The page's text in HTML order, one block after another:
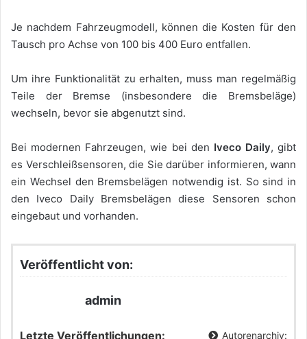
Je nachdem Fahrzeugmodell, können die Kosten für den
Tausch pro Achse von 100 bis 400 Euro entfallen.
Um ihre Funktionalität zu erhalten, muss man regelmäßig
Teile der Bremse (insbesondere die Bremsbeläge)
wechseln, bevor sie abgenutzt sind.
Bei modernen Fahrzeugen, wie bei den Iveco Daily, gibt
es Verschleißsensoren, die Sie darüber informieren, wann
ein Wechsel den Bremsbelägen notwendig ist. So sind in
den Iveco Daily Bremsbelägen diese Sensoren schon
eingebaut und vorhanden.
Veröffentlicht von:
admin
Letzte Veröffentlichungen: Autorenarchiv: